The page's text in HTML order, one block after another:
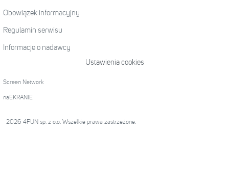
Obowiązek informacyjny
Regulamin serwisu
Informacje o nadawcy
Ustawienia cookies
Screen Network
naEKRANIE
2026 4FUN sp. z o.o. Wszelkie prawa zastrzeżone.